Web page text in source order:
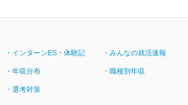
・インターンES・体験記 ・みんなの就活速報
・年収分布 ・職種別年収
・選考対策